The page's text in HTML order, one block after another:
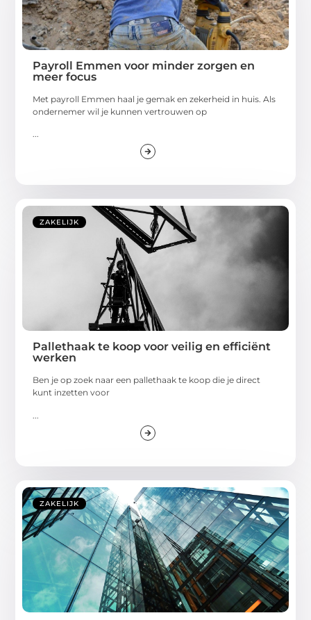
Payroll Emmen voor minder zorgen en
meer focus
Met payroll Emmen haal je gemak en zekerheid in huis. Als
ondernemer wil je kunnen vertrouwen op
...
ZAKELIJK
Pallethaak te koop voor veilig en efficiënt
werken
Ben je op zoek naar een pallethaak te koop die je direct
kunt inzetten voor
ZAKELIJK